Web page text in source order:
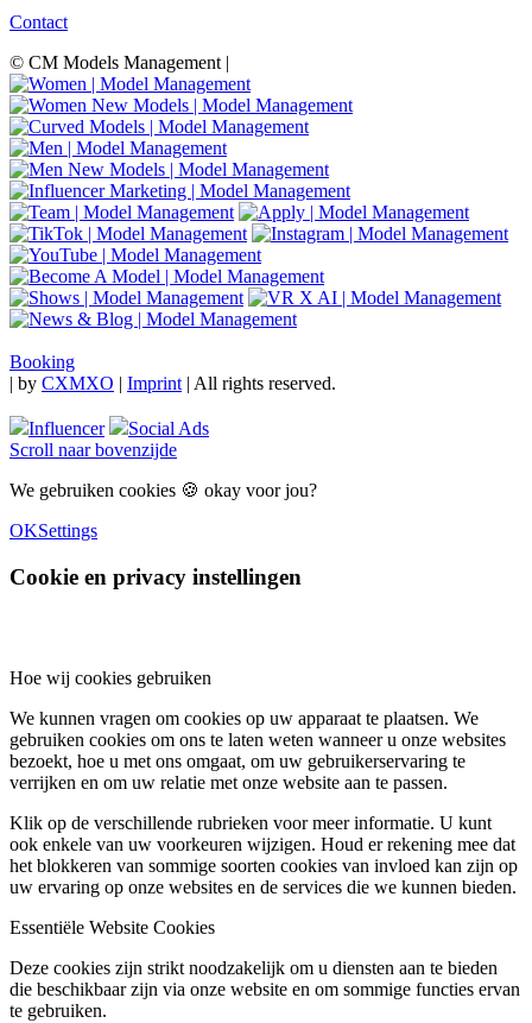
Contact
© CM Models Management |
Booking
| by CXMXO | Imprint | All rights reserved.
Influencer
Social Ads
Scroll naar bovenzijde
We gebruiken cookies 🍪 okay voor jou?
OKSettings
Cookie en privacy instellingen
Hoe wij cookies gebruiken
We kunnen vragen om cookies op uw apparaat te plaatsen. We
gebruiken cookies om ons te laten weten wanneer u onze websites
bezoekt, hoe u met ons omgaat, om uw gebruikerservaring te
verrijken en om uw relatie met onze website aan te passen.
Klik op de verschillende rubrieken voor meer informatie. U kunt
ook enkele van uw voorkeuren wijzigen. Houd er rekening mee dat
het blokkeren van sommige soorten cookies van invloed kan zijn op
uw ervaring op onze websites en de services die we kunnen bieden.
Essentiële Website Cookies
Deze cookies zijn strikt noodzakelijk om u diensten aan te bieden
die beschikbaar zijn via onze website en om sommige functies ervan
te gebruiken.